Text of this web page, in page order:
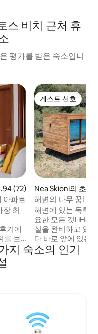
스 비치 근처 휴
평가를 받은 숙소입니
4.94점(5점 만점), 후기 72
(72)
아파트
장 최
기에
를 보
안하
고 있
게스트 선호
게스트 선호
Nea Skioni의 초소
해변의 나무 꿈! -
해변에 있는 독특
요한 모든 것! iHouse는 필요한 모든 편의시
설을 완비하고 있
다 바로 앞에 있는
니다. 휴식을 취하
길 수 있는 숙소를
지 숙소의 인기